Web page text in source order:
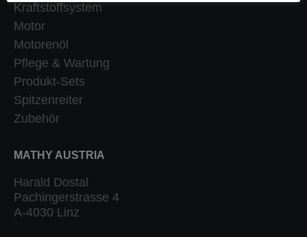
Kraftstoffsystem
Motor
Motorenöl
Pflege & Wartung
Produkt-Sets
Spitzenreiter
Zubehör
MATHY AUSTRIA
Harald Dostal
Pachingerstrasse 4
A-4030 Linz